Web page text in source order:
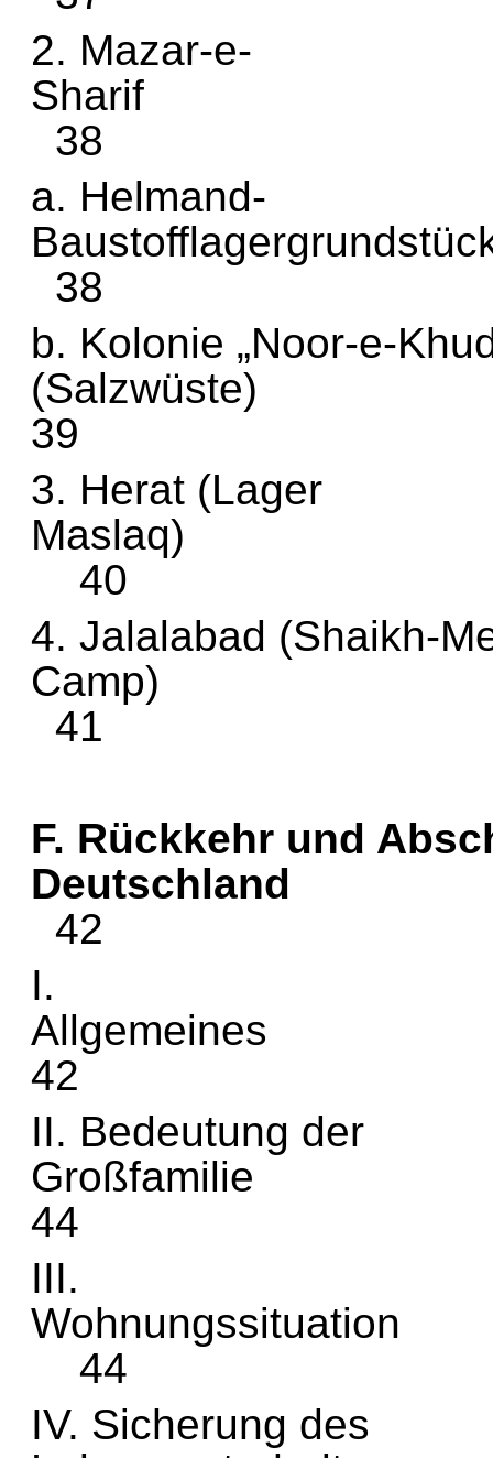
2. Mazar-e-
38
a. Helmand-
38
b. Kolonie „Noor-e-
39
3. Herat (Lager
40
4. Jalalabad (Shaikh-
41
F. Rückkehr und
42
42
II. Bedeutung der
44
III.
44
IV. Sicherung des